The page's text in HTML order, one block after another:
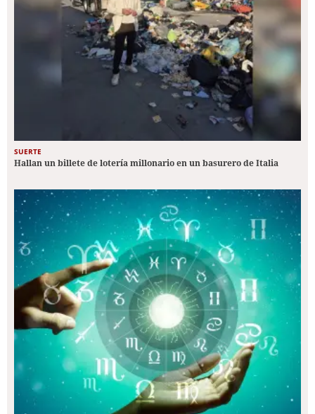
SUERTE
Hallan un billete de lotería millonario en un basurero de Italia